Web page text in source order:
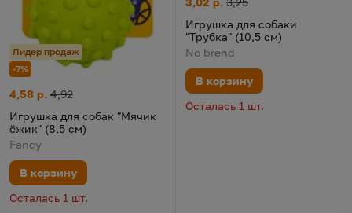
Лидер продаж
-7%
Игрушка для собак "Мячик ёжик" (8,5 см)
Цена:
4,58 р.
Старая цена:
4,92
Игрушка для собак "Мячик
ёжик" (8,5 см)
Fancy
В корзину
Осталась 1 шт.
Игрушка для собаки
"Трубка" (10,5 см)
No brend
В корзину
Осталась 1 шт.